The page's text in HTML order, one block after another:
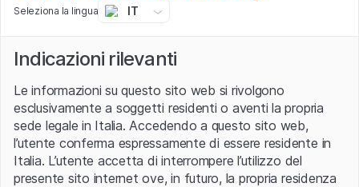
Seleziona la lingua IT
Indicazioni rilevanti
Le informazioni su questo sito web si rivolgono
esclusivamente a soggetti residenti o aventi la propria
sede legale in Italia. Accedendo a questo sito web,
l’utente conferma espressamente di essere residente in
Italia. L’utente accetta di interrompere l’utilizzo del
presente sito internet ove, in futuro, la propria residenza